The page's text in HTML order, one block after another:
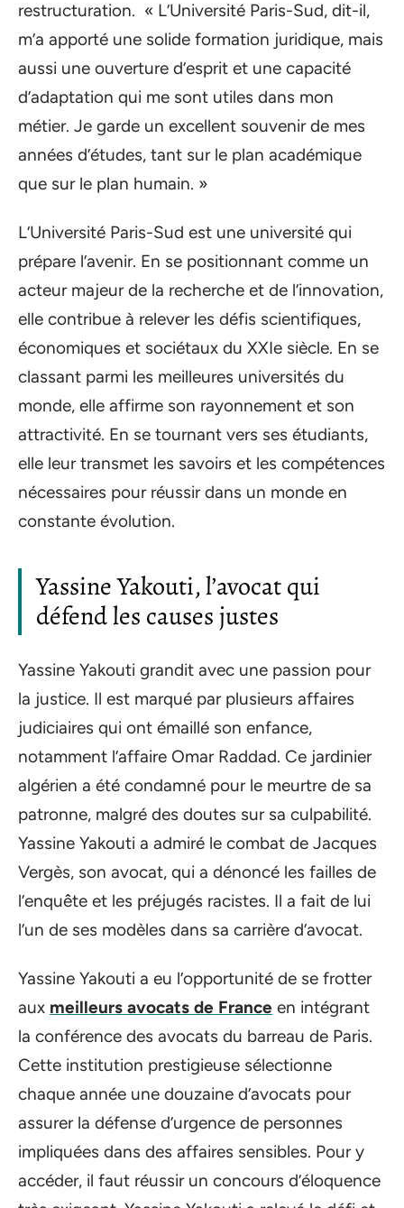
restructuration. « L’Université Paris-Sud, dit-il,
m’a apporté une solide formation juridique, mais
aussi une ouverture d’esprit et une capacité
d’adaptation qui me sont utiles dans mon
métier. Je garde un excellent souvenir de mes
années d’études, tant sur le plan académique
que sur le plan humain. »
L’Université Paris-Sud est une université qui
prépare l’avenir. En se positionnant comme un
acteur majeur de la recherche et de l’innovation,
elle contribue à relever les défis scientifiques,
économiques et sociétaux du XXIe siècle. En se
classant parmi les meilleures universités du
monde, elle affirme son rayonnement et son
attractivité. En se tournant vers ses étudiants,
elle leur transmet les savoirs et les compétences
nécessaires pour réussir dans un monde en
constante évolution.
Yassine Yakouti, l’avocat qui
défend les causes justes
Yassine Yakouti grandit avec une passion pour
la justice. Il est marqué par plusieurs affaires
judiciaires qui ont émaillé son enfance,
notamment l’affaire Omar Raddad. Ce jardinier
algérien a été condamné pour le meurtre de sa
patronne, malgré des doutes sur sa culpabilité.
Yassine Yakouti a admiré le combat de Jacques
Vergès, son avocat, qui a dénoncé les failles de
l’enquête et les préjugés racistes. Il a fait de lui
l’un de ses modèles dans sa carrière d’avocat.
Yassine Yakouti a eu l’opportunité de se frotter
aux meilleurs avocats de France en intégrant
la conférence des avocats du barreau de Paris.
Cette institution prestigieuse sélectionne
chaque année une douzaine d’avocats pour
assurer la défense d’urgence de personnes
impliquées dans des affaires sensibles. Pour y
accéder, il faut réussir un concours d’éloquence